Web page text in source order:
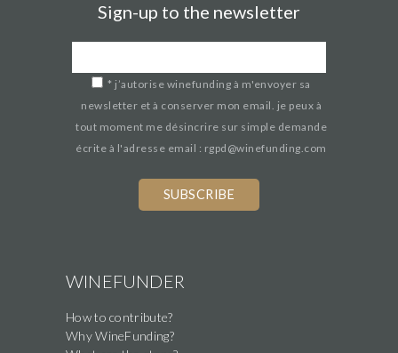
Sign-up to the newsletter
* j’autorise winefunding à m'envoyer sa
newsletter et à conserver mon email. je peux à
tout moment me désincrire sur simple demande
écrite à l'adresse email : rgpd@winefunding.com
WINEFUNDER
How to contribute?
Why WineFunding?